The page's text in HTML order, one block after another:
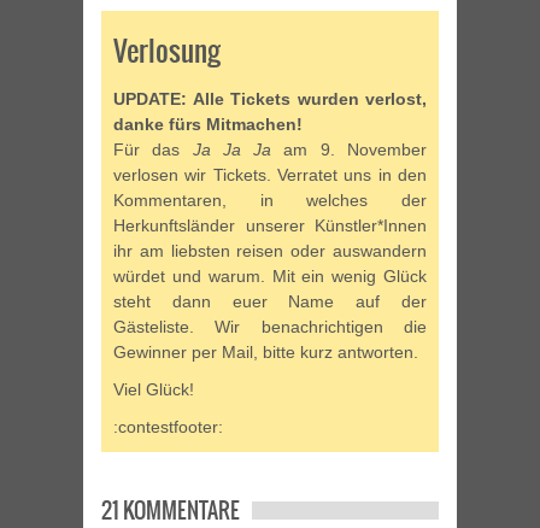
Verlosung
UPDATE: Alle Tickets wurden verlost,
danke fürs Mitmachen!
Für das Ja Ja Ja am 9. November
verlosen wir Tickets. Verratet uns in den
Kommentaren, in welches der
Herkunftsländer unserer Künstler*Innen
ihr am liebsten reisen oder auswandern
würdet und warum. Mit ein wenig Glück
steht dann euer Name auf der
Gästeliste. Wir benachrichtigen die
Gewinner per Mail, bitte kurz antworten.
Viel Glück!
:contestfooter:
21 KOMMENTARE